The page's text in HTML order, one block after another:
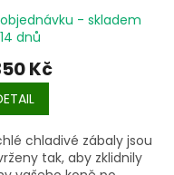
- skladem
dnů
Kč
chladivé zábaly jsou
tak, aby zklidnily